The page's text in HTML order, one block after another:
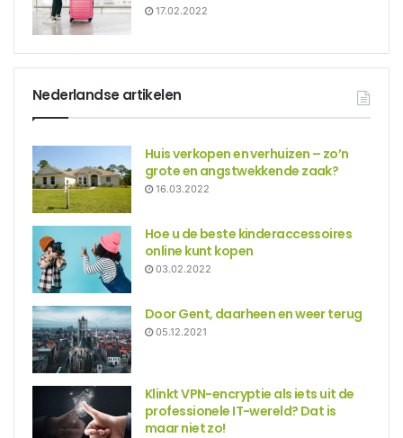
17.02.2022
Nederlandse artikelen
Huis verkopen en verhuizen – zo’n
grote en angstwekkende zaak?
16.03.2022
Hoe u de beste kinderaccessoires
online kunt kopen
03.02.2022
Door Gent, daarheen en weer terug
05.12.2021
Klinkt VPN-encryptie als iets uit de
professionele IT-wereld? Dat is
maar niet zo!